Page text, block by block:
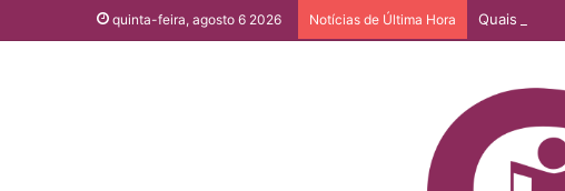
quinta-feira, agosto 6 2026 Notícias de Última Hora Quais são